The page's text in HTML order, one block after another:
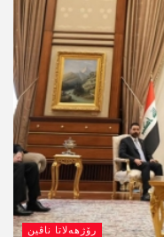
رۆژھەلاتا ناڤین